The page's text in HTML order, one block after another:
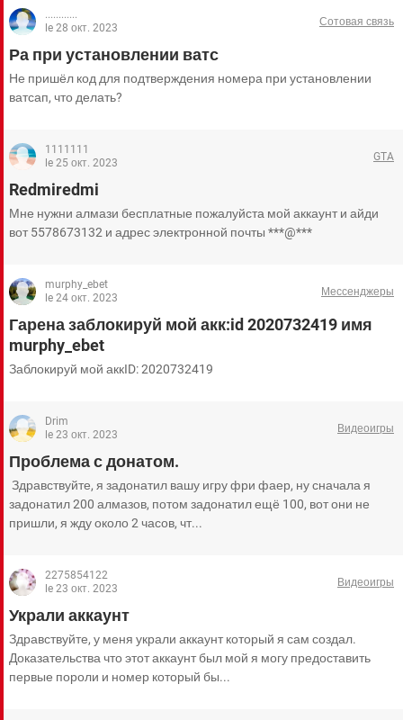
............
le 28 окт. 2023
Сотовая связь
Ра при установлении ватс
Не пришёл код для подтверждения номера при установлении
ватсап, что делать?
1111111
le 25 окт. 2023
GTA
Redmiredmi
Мне нужни алмази бесплатные пожалуйста мой аккаунт и айди
вот 5578673132 и адрес электронной почты ***@***
murphy_ebet
le 24 окт. 2023
Мессенджеры
Гарена заблокируй мой акк:id 2020732419 имя
murphy_ebet
Заблокируй мой аккID: 2020732419
Drim
le 23 окт. 2023
Видеоигры
Проблема с донатом.
Здравствуйте, я задонатил вашу игру фри фаер, ну сначала я
задонатил 200 алмазов, потом задонатил ещё 100, вот они не
пришли, я жду около 2 часов, чт...
2275854122
le 23 окт. 2023
Видеоигры
Украли аккаунт
Здравствуйте, у меня украли аккаунт который я сам создал.
Доказательства что этот аккаунт был мой я могу предоставить
первые пороли и номер который бы...